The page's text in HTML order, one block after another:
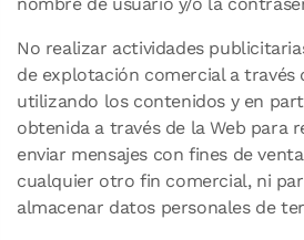
No realizar actividades
de explotación comercial a través
utilizando los contenidos y en
obtenida a través de la Web para
enviar mensajes con fines de
cualquier otro fin comercial, ni
almacenar datos personales de